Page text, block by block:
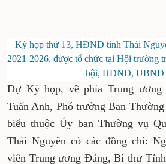
Kỳ họp thứ 13, HĐND tỉnh Thái
2021-2026, được tổ chức tại Hội trường
hội, HĐND, UBND
Dự Kỳ họp, về phía Trung ương
Tuấn Anh, Phó trưởng Ban
biểu thuộc Ủy ban Thường vụ
Thái Nguyên có các đồng chí:
viên Trung ương Đảng, Bí thư